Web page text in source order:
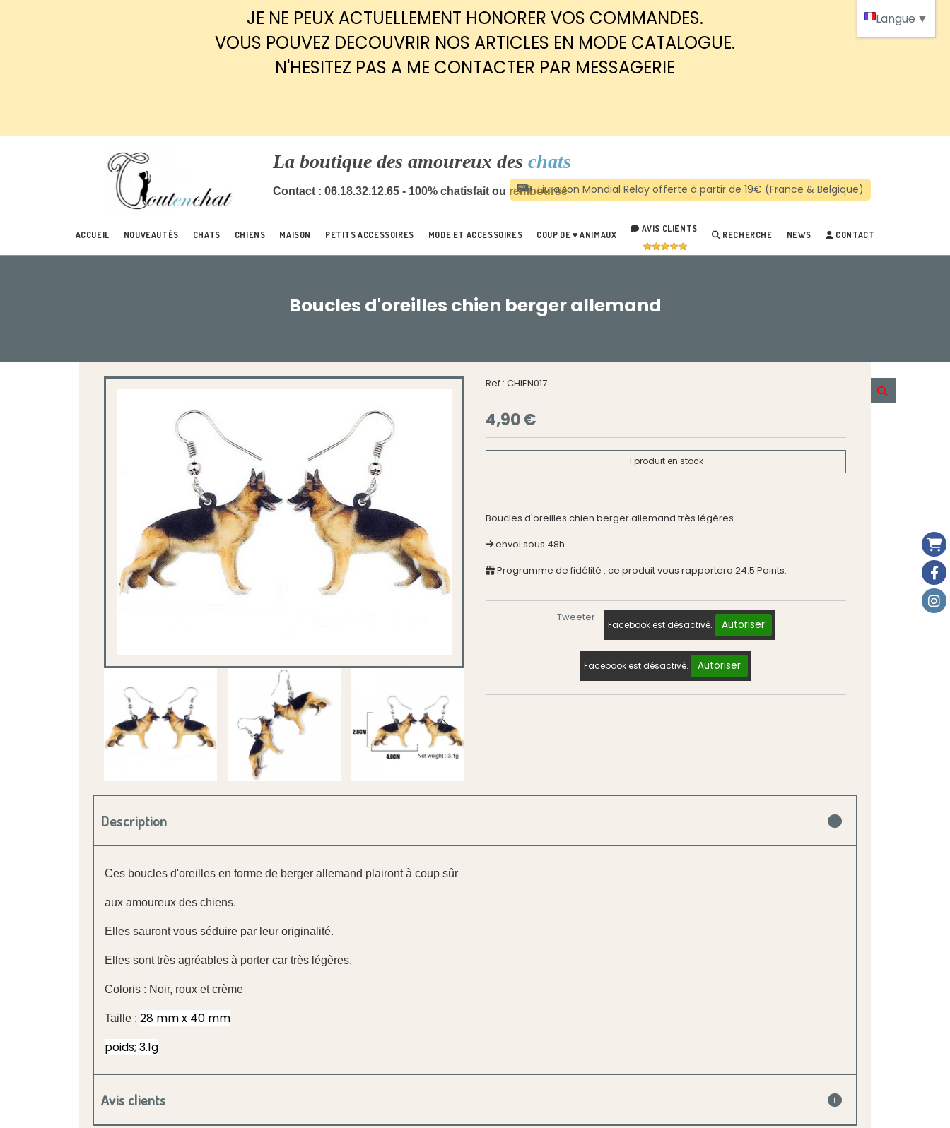
JE NE PEUX ACTUELLEMENT HONORER VOS COMMANDES.
VOUS POUVEZ DECOUVRIR NOS ARTICLES EN MODE CATALOGUE.
N'HESITEZ PAS A ME CONTACTER PAR MESSAGERIE
La boutique des amoureux des chats
Contact : 06.18.32.12.65 - 100% chatisfait ou remboursé
ACCUEIL NOUVEAUTÉS CHATS CHIENS MAISON PETITS ACCESSOIRES MODE ET ACCESSOIRES COUP DE ♥ ANIMAUX
AVIS CLIENTS
RECHERCHE NEWS CONTACT
Boucles d'oreilles chien berger allemand
Ref : CHIEN017
4,90€
1 produit en stock
Boucles d'oreilles chien berger allemand très légères
envoi sous 48h
Programme de fidélité : ce produit vous rapportera 24.5 Points.
Tweeter
Facebook est désactivé. Autoriser
Facebook est désactivé. Autoriser
Description
Ces boucles d'oreilles en forme de berger allemand plairont à coup sûr
aux amoureux des chiens.
Elles sauront vous séduire par leur originalité.
Elles sont très agréables à porter car très légères.
Coloris : Noir, roux et crème
Taille : 28 mm x 40 mm
poids; 3.1g
Avis clients
Langue ▼